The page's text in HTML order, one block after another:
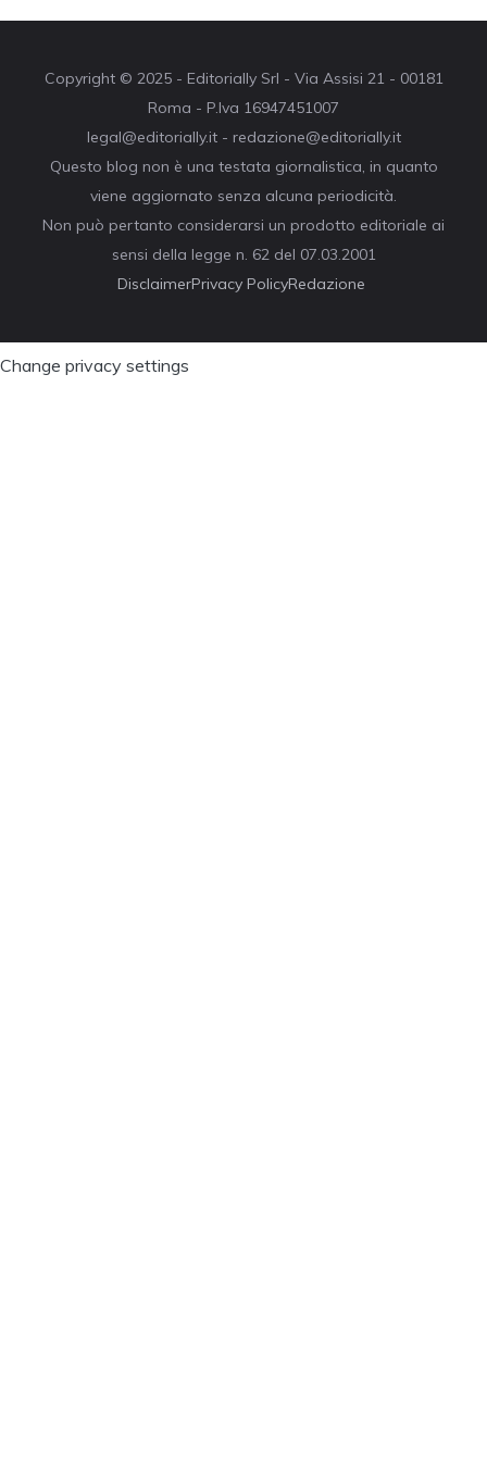
Copyright © 2025 - Editorially Srl - Via Assisi 21 - 00181
Roma - P.Iva 16947451007
legal@editorially.it - redazione@editorially.it
Questo blog non è una testata giornalistica, in quanto
viene aggiornato senza alcuna periodicità.
Non può pertanto considerarsi un prodotto editoriale ai
sensi della legge n. 62 del 07.03.2001
DisclaimerPrivacy PolicyRedazione
Change privacy settings